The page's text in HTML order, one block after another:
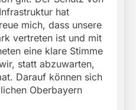
hat
mich, dass unsere
vertreten ist und mit
eine klare Stimme
statt abzuwarten,
Darauf können sich
Oberbayern